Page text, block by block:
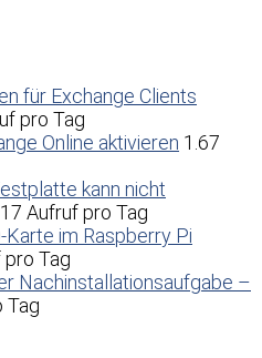
für Exchange Clients
pro Tag
Online aktivieren 1.67
kann nicht
Aufruf pro Tag
im Raspberry Pi
pro Tag
Nachinstallationsaufgabe –
Tag